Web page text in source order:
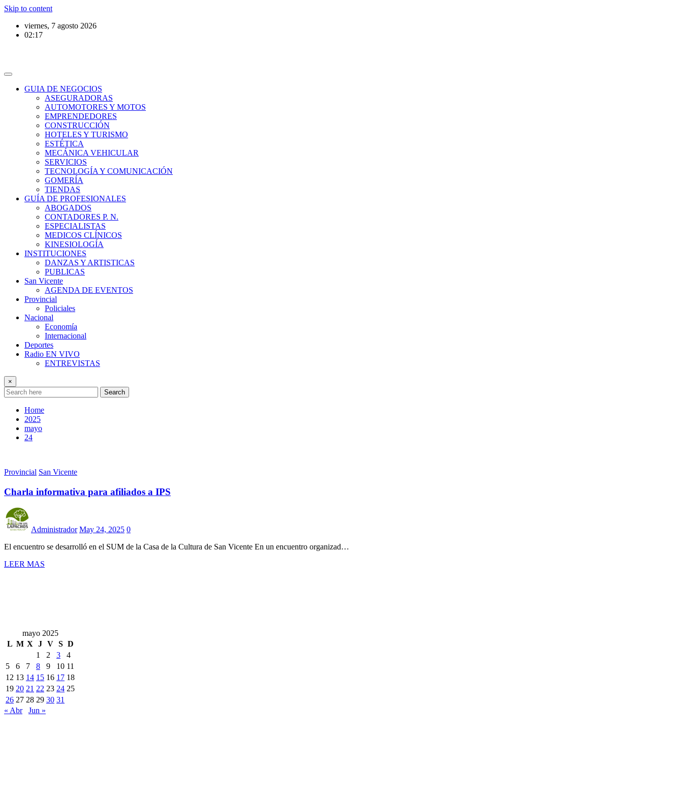
Skip to content
viernes, 7 agosto 2026
02:17
GUIA DE NEGOCIOS
ASEGURADORAS
AUTOMOTORES Y MOTOS
EMPRENDEDORES
CONSTRUCCIÓN
HOTELES Y TURISMO
ESTÉTICA
MECÁNICA VEHICULAR
SERVICIOS
TECNOLOGÍA Y COMUNICACIÓN
GOMERÍA
TIENDAS
GUÍA DE PROFESIONALES
ABOGADOS
CONTADORES P. N.
ESPECIALISTAS
MEDICOS CLÍNICOS
KINESIOLOGÍA
INSTITUCIONES
DANZAS Y ARTISTICAS
PUBLICAS
San Vicente
AGENDA DE EVENTOS
Provincial
Policiales
Nacional
Economía
Internacional
Deportes
Radio EN VIVO
ENTREVISTAS
×
Search
Home
2025
mayo
24
Provincial San Vicente
Charla informativa para afiliados a IPS
Administrador May 24, 2025 0
El encuentro se desarrolló en el SUM de la Casa de la Cultura de San Vicente En un encuentro organizad…
LEER MAS
mayo 2025
L M X J V S D
1
2 3
4
5
6 7 8 9 10 11
12 13 14 15 16 17 18
19 20 21 22 23 24 25
26 27 28 29 30 31
« Abr
Jun »